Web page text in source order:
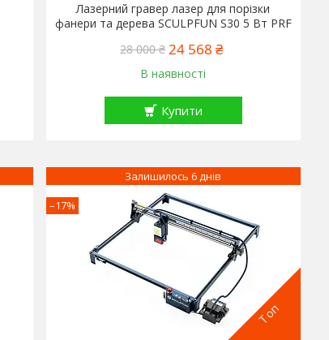
Лазерний гравер лазер для порізки
фанери та дерева SCULPFUN S30 5 Вт PRF
28 000 ₴ 24 568 ₴
В наявності
Купити
Топ
–17%
Залишилось 6 днів